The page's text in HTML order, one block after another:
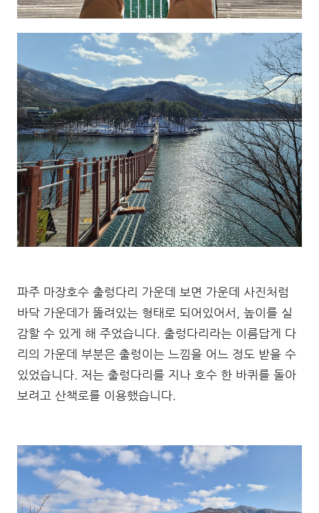
파주 마장호수 출렁다리 가운데 보면 가운데 사진처럼
바닥 가운데가 뚫려있는 형태로 되어있어서, 높이를 실
감할 수 있게 해 주었습니다. 출렁다리라는 이름답게 다
리의 가운데 부분은 출렁이는 느낌을 어느 정도 받을 수
있었습니다. 저는 출렁다리를 지나 호수 한 바퀴를 돌아
보려고 산책로를 이용했습니다.